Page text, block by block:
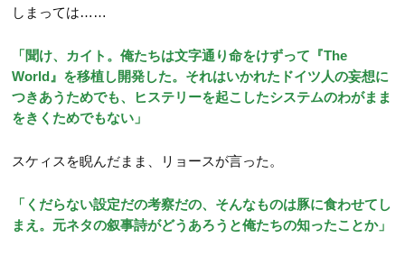
しまっては……
「聞け、カイト。俺たちは文字通り命をけずって『The
World』を移植し開発した。それはいかれたドイツ人の妄想に
つきあうためでも、ヒステリーを起こしたシステムのわがまま
をきくためでもない」
スケィスを睨んだまま、リョースが言った。
「くだらない設定だの考察だの、そんなものは豚に食わせてし
まえ。元ネタの叙事詩がどうあろうと俺たちの知ったことか」